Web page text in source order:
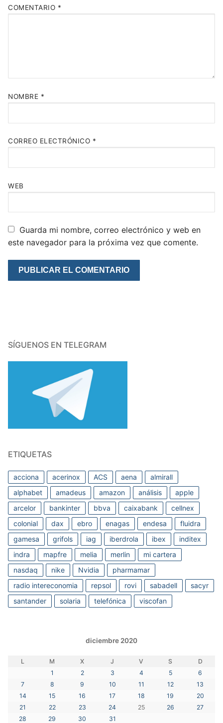
COMENTARIO *
NOMBRE *
CORREO ELECTRÓNICO *
WEB
Guarda mi nombre, correo electrónico y web en
este navegador para la próxima vez que comente.
SÍGUENOS EN TELEGRAM
ETIQUETAS
acciona acerinox ACS aena
almirall
alphabet
amadeus amazon análisis
apple
arcelor
bankinter bbva caixabank
cellnex
colonial
dax ebro enagas endesa
fluidra
gamesa
grifols iag iberdrola ibex
inditex
indra
mapfre melia merlin
mi cartera
nasdaq
nike Nvidia
pharmamar
radio intereconomia
repsol rovi sabadell
sacyr
santander
solaria telefónica viscofan
diciembre 2020
L M X J V S
D
1
2 3 4 5
6
7
8 9 10 11 12
13
14
15 16 17 18 19
20
21
22 23 24 25 26
27
28
29 30 31